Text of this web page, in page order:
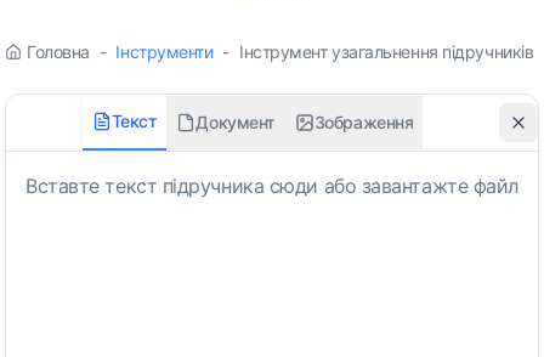
Головна - Інструменти - Інструмент узагальнення підручників
Текст Документ Зображення